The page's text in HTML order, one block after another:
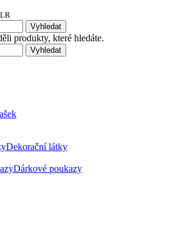
Vyhledat
produkty, které hledáte.
Vyhledat
Dekorační látky
Dárkové poukazy